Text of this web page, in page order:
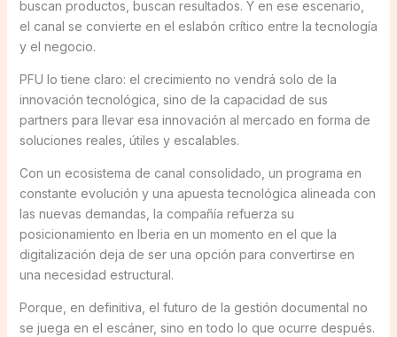
buscan productos, buscan resultados. Y en ese escenario,
el canal se convierte en el eslabón crítico entre la tecnología
y el negocio.
PFU lo tiene claro: el crecimiento no vendrá solo de la
innovación tecnológica, sino de la capacidad de sus
partners para llevar esa innovación al mercado en forma de
soluciones reales, útiles y escalables.
Con un ecosistema de canal consolidado, un programa en
constante evolución y una apuesta tecnológica alineada con
las nuevas demandas, la compañía refuerza su
posicionamiento en Iberia en un momento en el que la
digitalización deja de ser una opción para convertirse en
una necesidad estructural.
Porque, en definitiva, el futuro de la gestión documental no
se juega en el escáner, sino en todo lo que ocurre después.